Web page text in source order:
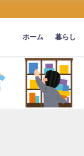
ホーム 暮らし